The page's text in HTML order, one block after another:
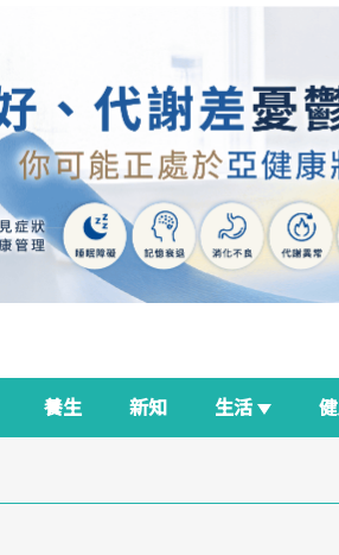
養生 新知 生活
良醫生活祭